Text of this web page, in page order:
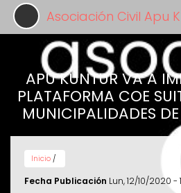
Pasar
contenido
Asociación Civil Apu
APU KUNTUR VA A
PLATAFORMA COE
MUNICIPALIDADES
Inicio /
Fecha Publicación Lun, 12/10/2020 -